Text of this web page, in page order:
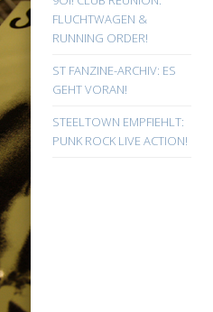
FLUCHTWAGEN &
RUNNING ORDER!
ST FANZINE-ARCHIV: ES
GEHT VORAN!
STEELTOWN EMPFIEHLT:
PUNK ROCK LIVE ACTION!